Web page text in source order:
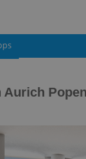
Aurich